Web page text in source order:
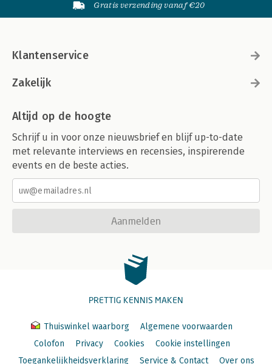
Gratis verzending vanaf €20
Klantenservice
Zakelijk
Altijd op de hoogte
Schrijf u in voor onze nieuwsbrief en blijf up-to-date
met relevante interviews en recensies, inspirerende
events en de beste acties.
Aanmelden
PRETTIG KENNIS MAKEN
Thuiswinkel waarborg
Algemene voorwaarden
Colofon
Privacy Cookies
Cookie instellingen
Toegankelijkheidsverklaring
Service & Contact Over ons